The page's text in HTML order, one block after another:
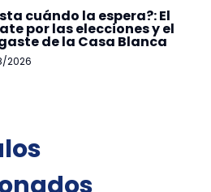
cuándo la espera?: El
por las elecciones y el
de la Casa Blanca
2026